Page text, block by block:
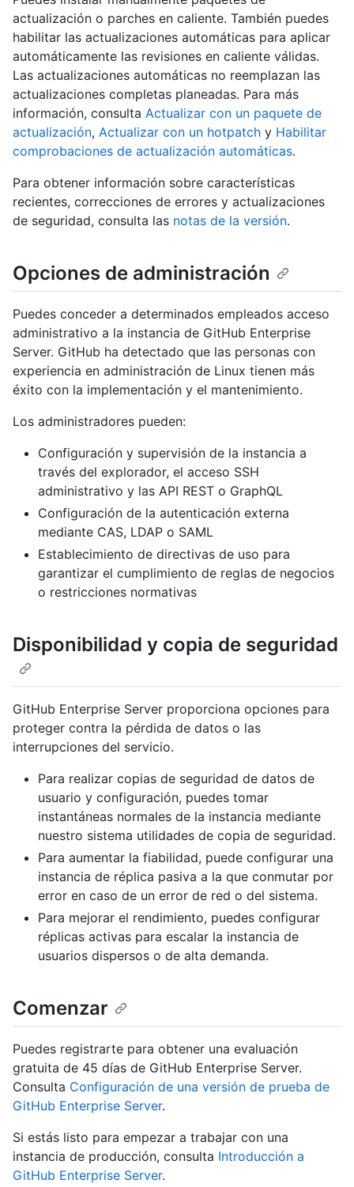
actualización o parches en caliente. También puedes
habilitar las actualizaciones automáticas para aplicar
automáticamente las revisiones en caliente válidas.
Las actualizaciones automáticas no reemplazan las
actualizaciones completas planeadas. Para más
información, consulta Actualizar con un paquete de
actualización, Actualizar con un hotpatch y Habilitar
comprobaciones de actualización automáticas.
Para obtener información sobre características
recientes, correcciones de errores y actualizaciones
de seguridad, consulta las notas de la versión.
Opciones de administración
Puedes conceder a determinados empleados acceso
administrativo a la instancia de GitHub Enterprise
Server. GitHub ha detectado que las personas con
experiencia en administración de Linux tienen más
éxito con la implementación y el mantenimiento.
Los administradores pueden:
Configuración y supervisión de la instancia a
través del explorador, el acceso SSH
administrativo y las API REST o GraphQL
Configuración de la autenticación externa
mediante CAS, LDAP o SAML
Establecimiento de directivas de uso para
garantizar el cumplimiento de reglas de negocios
o restricciones normativas
Disponibilidad y copia de seguridad
GitHub Enterprise Server proporciona opciones para
proteger contra la pérdida de datos o las
interrupciones del servicio.
Para realizar copias de seguridad de datos de
usuario y configuración, puedes tomar
instantáneas normales de la instancia mediante
nuestro sistema utilidades de copia de seguridad.
Para aumentar la fiabilidad, puede configurar una
instancia de réplica pasiva a la que conmutar por
error en caso de un error de red o del sistema.
Para mejorar el rendimiento, puedes configurar
réplicas activas para escalar la instancia de
usuarios dispersos o de alta demanda.
Comenzar
Puedes registrarte para obtener una evaluación
gratuita de 45 días de GitHub Enterprise Server.
Consulta Configuración de una versión de prueba de
GitHub Enterprise Server.
Si estás listo para empezar a trabajar con una
instancia de producción, consulta Introducción a
GitHub Enterprise Server.